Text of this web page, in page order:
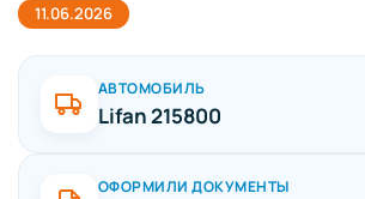
11.06.2026
АВТОМОБИЛЬ
Lifan 215800
ОФОРМИЛИ ДОКУМЕНТЫ